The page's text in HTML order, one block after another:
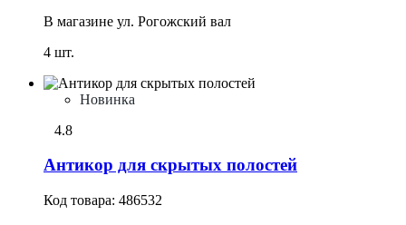
В магазине ул. Рогожский вал
4 шт.
Новинка
4.8
Антикор для скрытых полостей
Код товара: 486532